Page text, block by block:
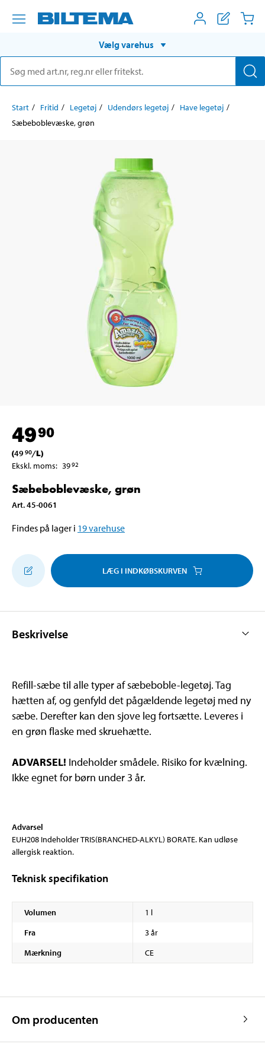
Vælg varehus
Start Fritid Legetøj Udendørs legetøj
Have legetøj
Sæbeboblevæske, grøn
4990
(49 90/L)
Ekskl. moms: 3992
Sæbeboblevæske, grøn
Art.45-0061
Findes på lager i 19varehuse
LÆG I INDKØBSKURVEN
Beskrivelse
Refill-sæbe til alle typer af sæbeboble-legetøj. Tag
hætten af, og genfyld det pågældende legetøj med ny
sæbe. Derefter kan den sjove leg fortsætte. Leveres i
en grøn flaske med skruehætte.
ADVARSEL! Indeholder smådele. Risiko for kvælning.
Ikke egnet for børn under 3 år.
Advarsel
EUH208 Indeholder TRIS(BRANCHED-ALKYL) BORATE. Kan udløse
allergisk reaktion.
Teknisk specifikation
Volumen
1 l
Fra
3 år
Mærkning
CE
Om producenten